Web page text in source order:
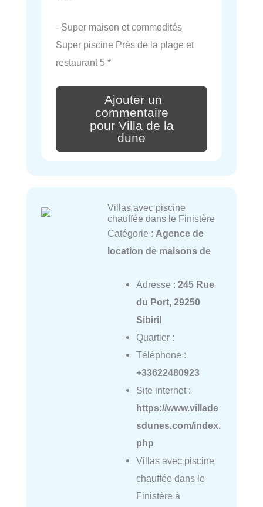
- Super maison et commodités
Super piscine Près de la plage et
restaurant 5 *
Ajouter un
commentaire
pour Villa de la
dune
Villas avec piscine
chauffée dans le Finistère
Catégorie : Agence de
location de maisons de
Adresse : 245 Rue
du Port, 29250
Sibiril
Quartier :
Téléphone :
+33622480923
Site internet :
https://www.villade
sdunes.com/index.
php
Villas avec piscine
chauffée dans le
Finistère à